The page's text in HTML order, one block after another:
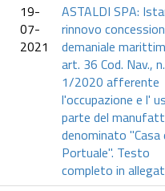
19-
07-
2021
ASTALDI SPA:
rinnovo
demaniale
art. 36 Cod. Nav., n.
1/2020 afferente
l'occupazione e l'
parte del
denominato "Casa
Portuale". Testo
completo in